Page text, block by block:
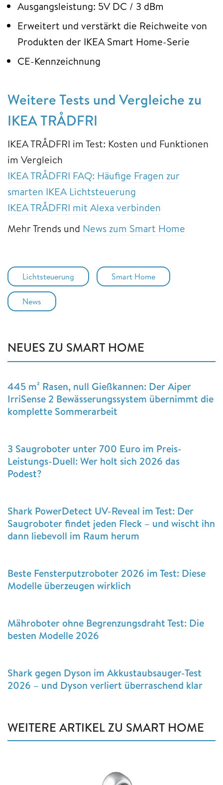
Ausgangsleistung: 5V DC / 3 dBm
Erweitert und verstärkt die Reichweite von
Produkten der IKEA Smart Home-Serie
CE-Kennzeichnung
Weitere Tests und Vergleiche zu
IKEA TRÅDFRI
IKEA TRÅDFRI im Test: Kosten und Funktionen
im Vergleich
IKEA TRÅDFRI FAQ: Häufige Fragen zur
smarten IKEA Lichtsteuerung
IKEA TRÅDFRI mit Alexa verbinden
Mehr Trends und News zum Smart Home
Lichtsteuerung Smart Home
News
NEUES ZU SMART HOME
445 m² Rasen, null Gießkannen: Der Aiper
IrriSense 2 Bewässerungssystem übernimmt die
komplette Sommerarbeit
3 Saugroboter unter 700 Euro im Preis-
Leistungs-Duell: Wer holt sich 2026 das
Podest?
Shark PowerDetect UV-Reveal im Test: Der
Saugroboter findet jeden Fleck – und wischt ihn
dann liebevoll im Raum herum
Beste Fensterputzroboter 2026 im Test: Diese
Modelle überzeugen wirklich
Mähroboter ohne Begrenzungsdraht Test: Die
besten Modelle 2026
Shark gegen Dyson im Akkustaubsauger-Test
2026 – und Dyson verliert überraschend klar
WEITERE ARTIKEL ZU SMART HOME